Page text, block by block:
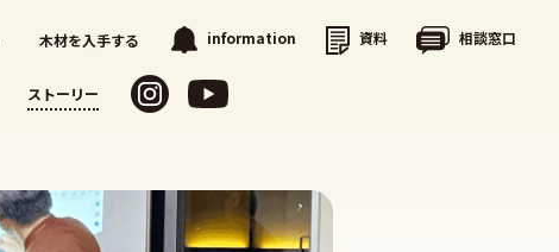
木材を入手する information 資料 相談窓口
ストーリー